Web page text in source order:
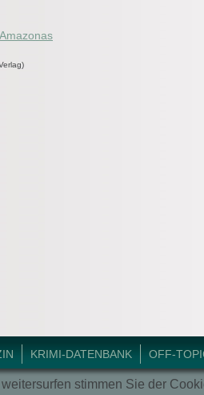
KRIMI-DATENBANK OFF-
stimmen Sie der